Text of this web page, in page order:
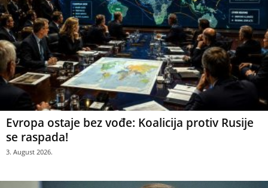
Evropa ostaje bez vođe: Koalicija protiv Rusije
se raspada!
3. August 2026.